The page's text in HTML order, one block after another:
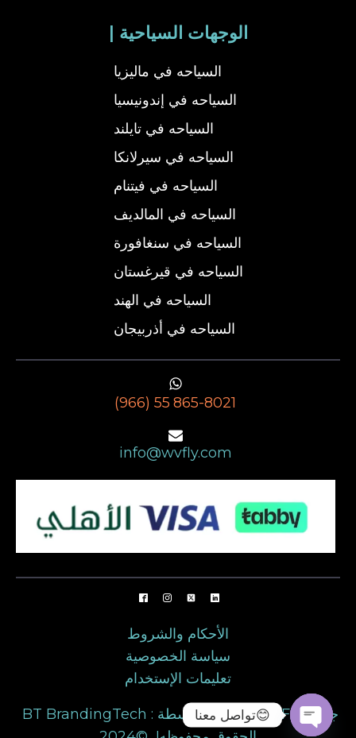
| الوجهات السياحية
السياحه في ماليزيا
السياحه في إندونيسيا
السياحه في تايلند
السياحه في سيرلانكا
السياحه في فيتنام
السياحه في المالديف
السياحه في سنغافورة
السياحه في قيرغستان
السياحه في الهند
السياحه في أذربيجان
(966) 55 865-8021
info@wvfly.com
الأحكام والشروط
سياسة الخصوصية
تعليمات الإستخدام
BT BrandingTech : تطوير بواسطة | WVFLY جميع
تواصل معنا😊